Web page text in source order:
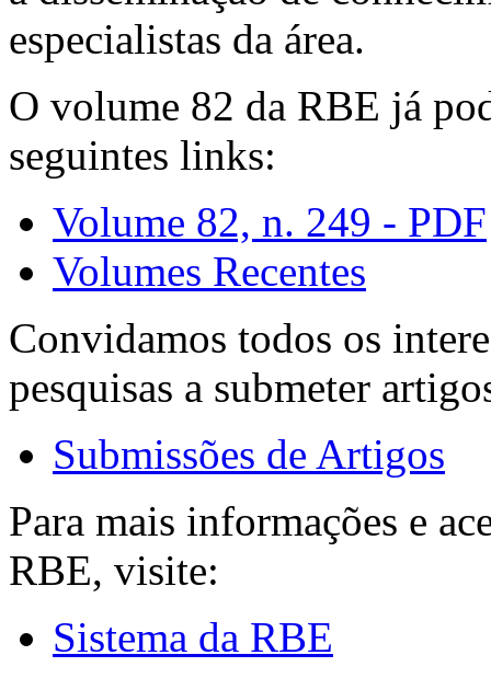
especialistas da área.
O volume 82 da RBE já
seguintes links:
Volume 82, n. 249 - PDF
Volumes Recentes
Convidamos todos os
pesquisas a submeter
Submissões de Artigos
Para mais informações e
RBE, visite:
Sistema da RBE